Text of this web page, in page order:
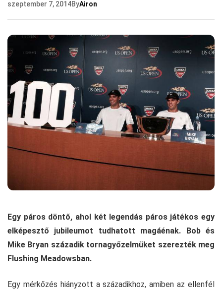
szeptember 7, 2014ByAiron
Egy páros döntő, ahol két legendás páros játékos egy
elképesztő jubileumot tudhatott magáénak. Bob és
Mike Bryan századik tornagyőzelmüket szerezték meg
Flushing Meadowsban.
Egy mérkőzés hiányzott a századikhoz, amiben az ellenfél